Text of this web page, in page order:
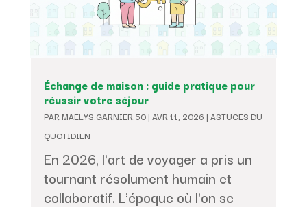
Échange de maison : guide pratique pour
réussir votre séjour
PAR MAELYS.GARNIER.50| AVR 11, 2026 | ASTUCES DU
QUOTIDIEN
En 2026, l'art de voyager a pris un
tournant résolument humain et
collaboratif. L'époque où l'on se